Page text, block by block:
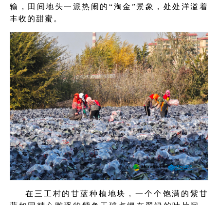
输，田间地头一派热闹的“淘金”景象，处处洋溢着
丰收的甜蜜。
在三工村的甘蓝种植地块，一个个饱满的紫甘